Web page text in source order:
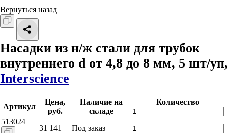
Вернуться назад
Насадки из н/ж стали для трубок
внутреннего d oт 4,8 до 8 мм, 5 шт/уп,
Interscience
Артикул
Цена,
руб.
Наличие на
складе
Количество
513024
31 141 Под заказ